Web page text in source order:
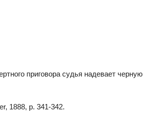
приговора судья надевает черную
1888, p. 341-342.